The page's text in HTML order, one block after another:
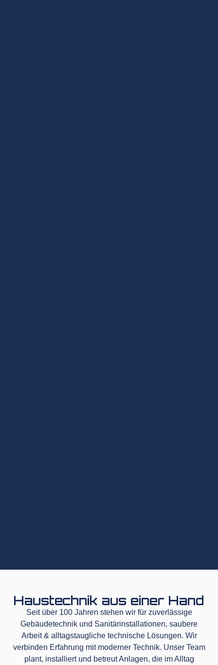
Haustechnik aus einer Hand
Seit über 100 Jahren stehen wir für zuverlässige
Gebäudetechnik und Sanitärinstallationen, saubere
Arbeit & alltagstaugliche technische Lösungen. Wir
verbinden Erfahrung mit moderner Technik. Unser Team
plant, installiert und betreut Anlagen, die im Alltag